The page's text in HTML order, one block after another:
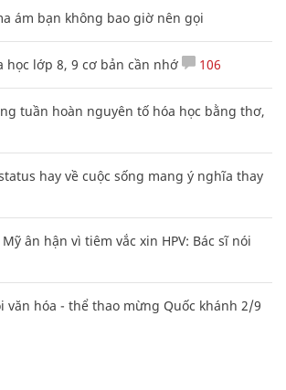
ám bạn không bao giờ nên gọi
học lớp 8, 9 cơ bản cần nhớ 106
tuần hoàn nguyên tố hóa học bằng thơ,
hay về cuộc sống mang ý nghĩa thay
ân hận vì tiêm vắc xin HPV: Bác sĩ nói
văn hóa - thể thao mừng Quốc khánh 2/9